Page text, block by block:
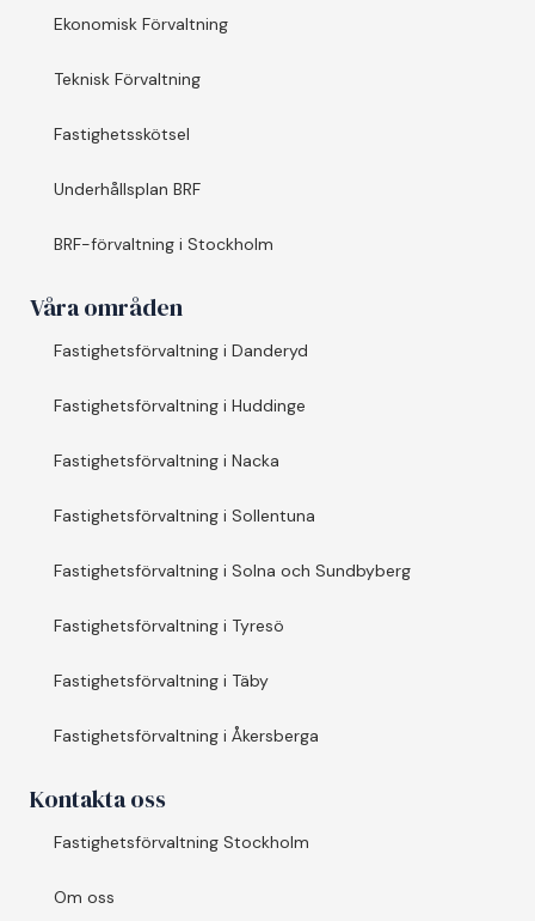
Ekonomisk Förvaltning
Teknisk Förvaltning
Fastighetsskötsel
Underhållsplan BRF
BRF-förvaltning i Stockholm
Våra områden
Fastighetsförvaltning i Danderyd
Fastighetsförvaltning i Huddinge
Fastighetsförvaltning i Nacka
Fastighetsförvaltning i Sollentuna
Fastighetsförvaltning i Solna och Sundbyberg
Fastighetsförvaltning i Tyresö
Fastighetsförvaltning i Täby
Fastighetsförvaltning i Åkersberga
Kontakta oss
Fastighetsförvaltning Stockholm
Om oss